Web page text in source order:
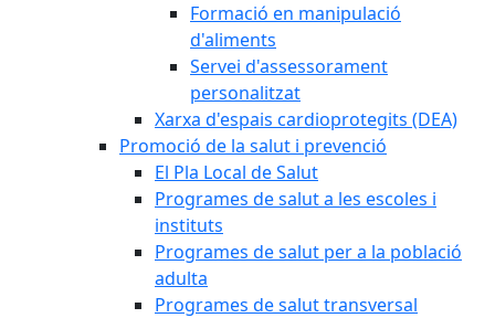
Formació en manipulació
d'aliments
Servei d'assessorament
personalitzat
Xarxa d'espais cardioprotegits (DEA)
Promoció de la salut i prevenció
El Pla Local de Salut
Programes de salut a les escoles i
instituts
Programes de salut per a la població
adulta
Programes de salut transversal